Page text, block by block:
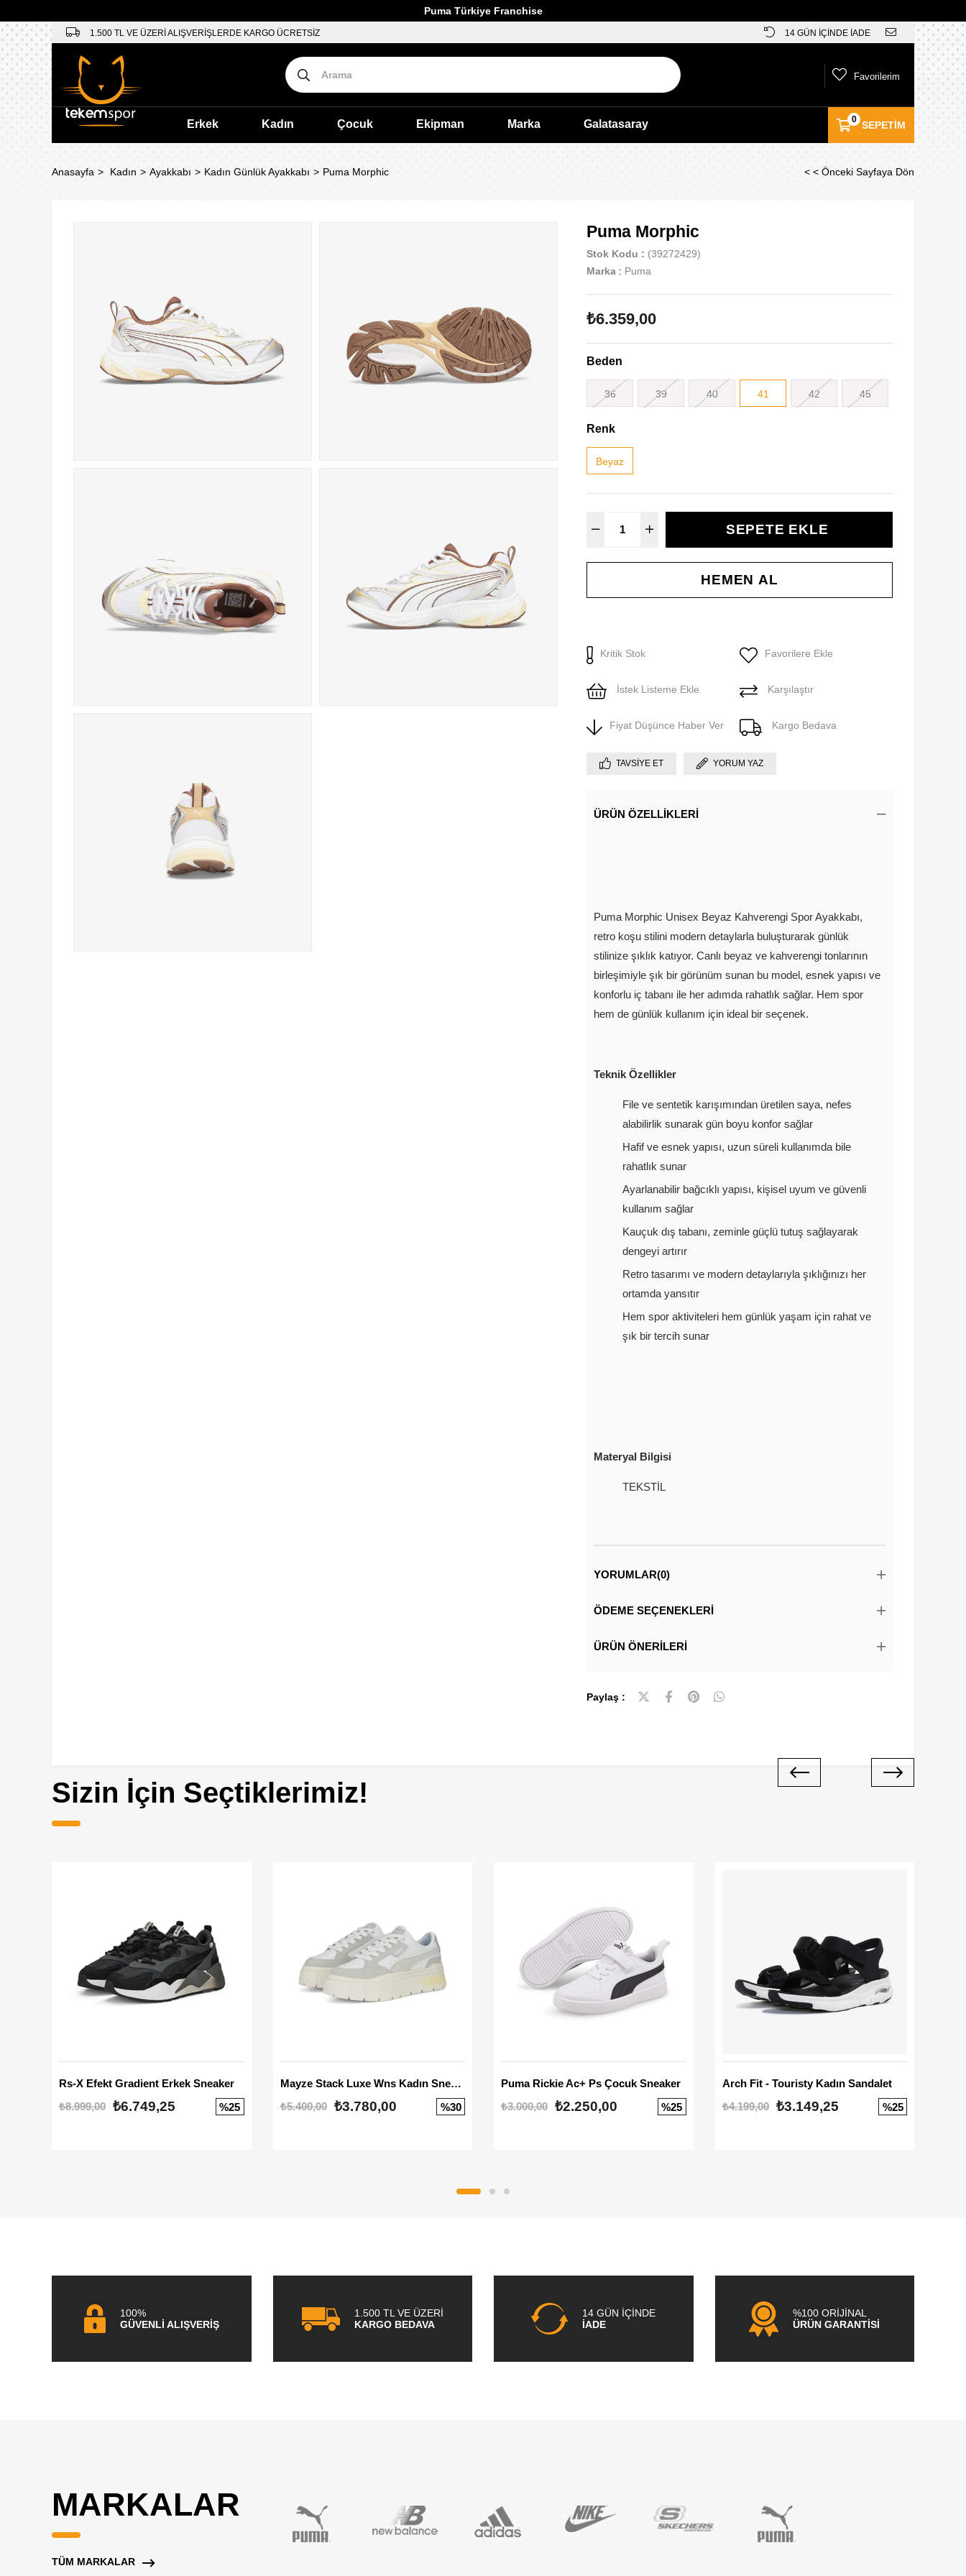
Puma Türkiye Franchise
1.500 TL VE ÜZERİ ALIŞVERİŞLERDE KARGO ÜCRETSİZ 14 GÜN İÇİNDE İADE
SEPETIM
0
Favorilerim
Erkek Kadın Çocuk Ekipman Marka Galatasaray
Anasayfa Kadın Ayakkabı Kadın Günlük Ayakkabı Puma Morphic < < Önceki Sayfaya Dön
Puma Morphic
Stok Kodu
(39272429)
Marka : Puma
₺6.359,00
Beden
36 39 40 41 42 45
Renk
Beyaz
Kritik Stok Favorilere Ekle
İstek Listeme Ekle Karşılaştır
Fiyat Düşünce Haber Ver Kargo Bedava
TAVSIYE ET YORUM YAZ
ÜRÜN ÖZELLIKLERI
Puma Morphic Unisex Beyaz Kahverengi Spor Ayakkabı,
retro koşu stilini modern detaylarla buluşturarak günlük
stilinize şıklık katıyor. Canlı beyaz ve kahverengi tonlarının
birleşimiyle şık bir görünüm sunan bu model, esnek yapısı ve
konforlu iç tabanı ile her adımda rahatlık sağlar. Hem spor
hem de günlük kullanım için ideal bir seçenek.
Teknik Özellikler
File ve sentetik karışımından üretilen saya, nefes
alabilirlik sunarak gün boyu konfor sağlar
Hafif ve esnek yapısı, uzun süreli kullanımda bile
rahatlık sunar
Ayarlanabilir bağcıklı yapısı, kişisel uyum ve güvenli
kullanım sağlar
Kauçuk dış tabanı, zeminle güçlü tutuş sağlayarak
dengeyi artırır
Retro tasarımı ve modern detaylarıyla şıklığınızı her
ortamda yansıtır
Hem spor aktiviteleri hem günlük yaşam için rahat ve
şık bir tercih sunar
Materyal Bilgisi
TEKSTİL
YORUMLAR(0)
ÖDEME SEÇENEKLERI
ÜRÜN ÖNERILERI
Paylaş :
Sizin İçin Seçtiklerimiz!
Rs-X Efekt Gradient Erkek Sneaker
₺8.999,00 ₺6.749,25 %25
Mayze Stack Luxe Wns Kadın Sneaker
₺5.400,00
₺3.780,00 %30
Puma Rickie Ac+ Ps Çocuk Sneaker
₺3.000,00 ₺2.250,00 %25
Arch Fit - Touristy Kadın Sandalet
₺4.199,00
₺3.149,25 %25
100%
GÜVENLİ ALIŞVERİŞ
1.500 TL VE ÜZERİ
KARGO BEDAVA
14 GÜN İÇİNDE
İADE
%100 ORİJİNAL
ÜRÜN GARANTİSİ
MARKALAR
TÜM MARKALAR